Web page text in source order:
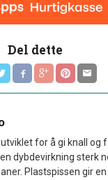
Del dette
for å gi knall og
dybdevirkning sterk
Plastspissen gir